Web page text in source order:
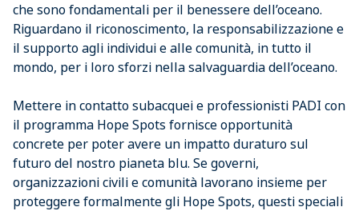
che sono fondamentali per il benessere dell’oceano.
Riguardano il riconoscimento, la responsabilizzazione e
il supporto agli individui e alle comunità, in tutto il
mondo, per i loro sforzi nella salvaguardia dell’oceano.
Mettere in contatto subacquei e professionisti PADI con
il programma Hope Spots fornisce opportunità
concrete per poter avere un impatto duraturo sul
futuro del nostro pianeta blu. Se governi,
organizzazioni civili e comunità lavorano insieme per
proteggere formalmente gli Hope Spots, questi speciali